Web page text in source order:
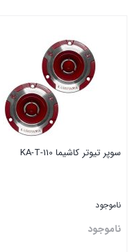
سوپر تیوتر کاشیما KA-T-110
ناموجود
ناموجود